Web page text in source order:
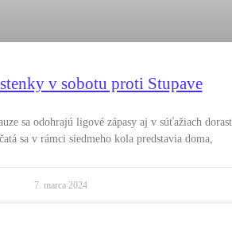
v sobotu proti Stupave
sa odohrajú ligové zápasy aj v súťažiach
sa v rámci siedmeho kola predstavia doma,
7. marca 2024